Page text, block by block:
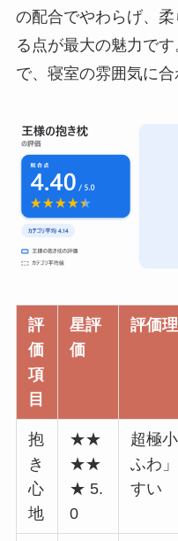
の配合でやわらげ、
る点が最大の魅力で
で、寝室の雰囲気に合
評
価
項
目
星評
価
評価
抱
き
心
地
★★
★★
★ 5.
0
超極
ふわ
すい